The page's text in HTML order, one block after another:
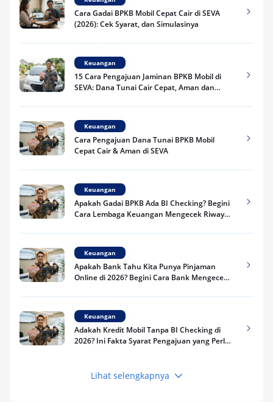
Cara Gadai BPKB Mobil Cepat Cair di SEVA
(2026): Cek Syarat, dan Simulasinya
Keuangan
15 Cara Pengajuan Jaminan BPKB Mobil di
SEVA: Dana Tunai Cair Cepat, Aman dan
Keuangan
Cara Pengajuan Dana Tunai BPKB Mobil
Cepat Cair & Aman di SEVA
Keuangan
Apakah Gadai BPKB Ada BI Checking? Begini
Cara Lembaga Keuangan Mengecek Riwayat
Keuangan
Apakah Bank Tahu Kita Punya Pinjaman
Online di 2026? Begini Cara Bank Mengecek
Keuangan
Adakah Kredit Mobil Tanpa BI Checking di
2026? Ini Fakta Syarat Pengajuan yang Perlu
Keuangan
Lihat selengkapnya